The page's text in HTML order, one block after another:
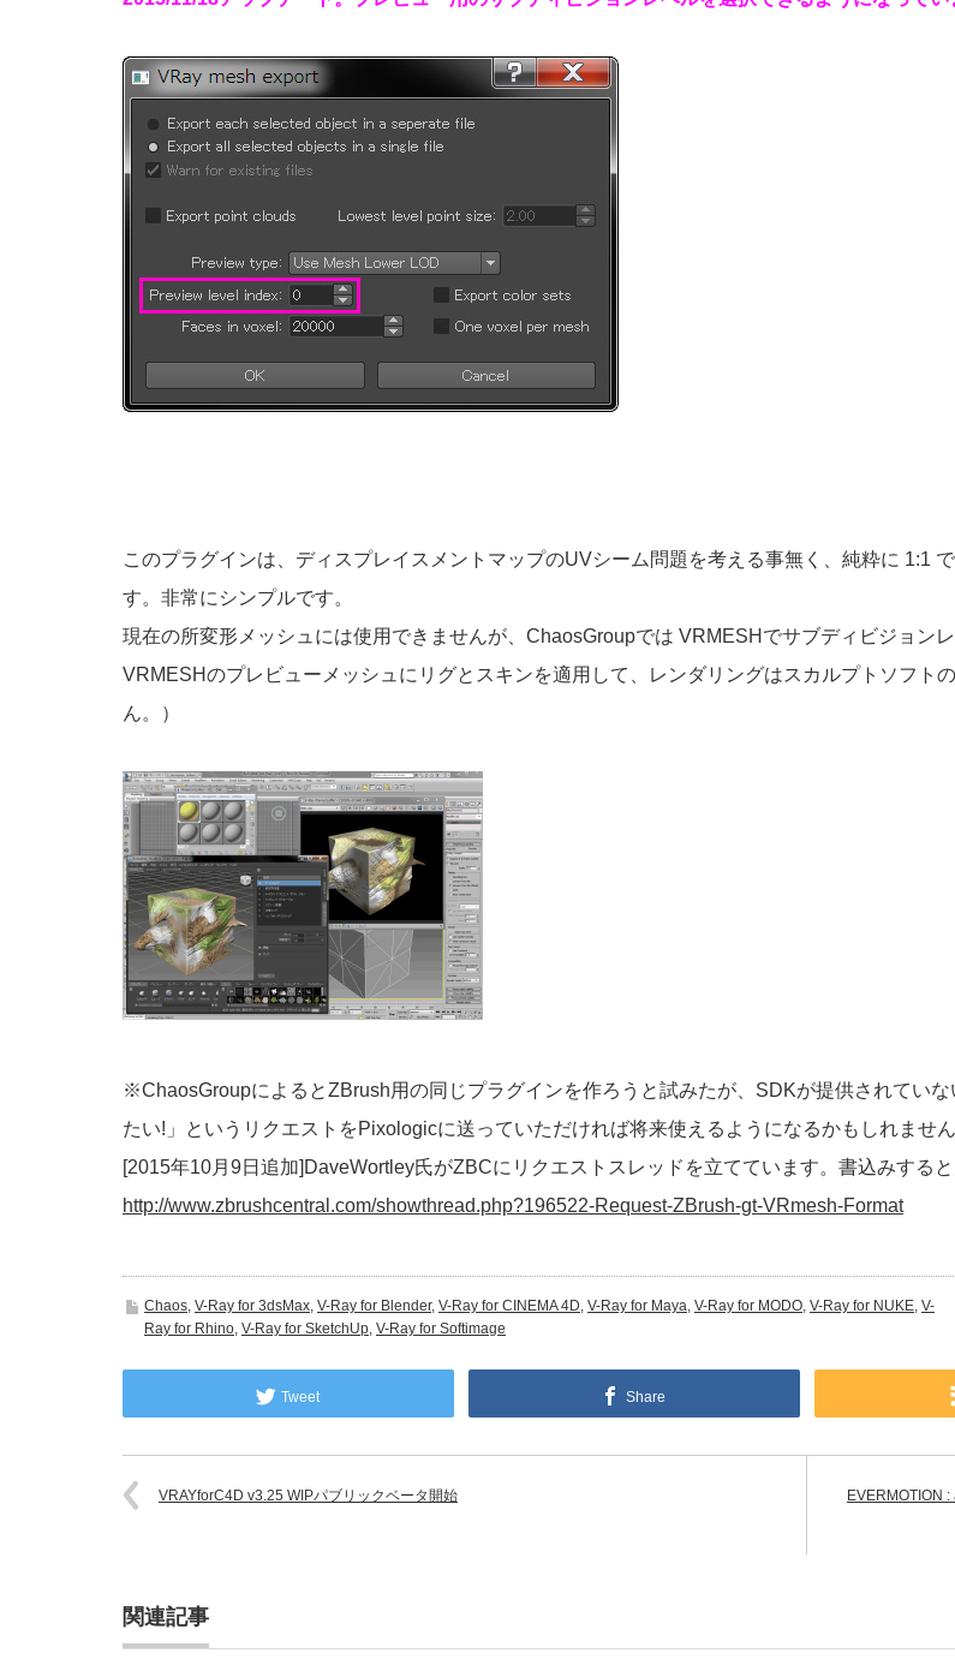
このプラグインは、ディスプレイスメントマップのUVシーム問題を考える事無く、純粋に 1:1
す。非常にシンプルです。
現在の所変形メッシュには使用できませんが、ChaosGroupでは VRMESHでサブディビジョン
VRMESHのプレビューメッシュにリグとスキンを適用して、レンダリングはスカルプトソフト
ん。）
※ChaosGroupによるとZBrush用の同じプラグインを作ろうと試みたが、SDKが提供されてい
たい!」というリクエストをPixologicに送っていただければ将来使えるようになるかもしれませ
[2015年10月9日追加]DaveWortley氏がZBCにリクエストスレッドを立てています。書込みすると
http://www.zbrushcentral.com/showthread.php?196522-Request-ZBrush-gt-VRmesh-Format
Chaos, V-Ray for 3dsMax, V-Ray for Blender, V-Ray for CINEMA 4D, V-Ray for Maya, V-Ray for MODO, V-Ray for NUKE, V-
Ray for Rhino, V-Ray for SketchUp, V-Ray for Softimage
Tweet Share
VRAYforC4D v3.25 WIPパブリックベータ開始
EVERMOTION
関連記事